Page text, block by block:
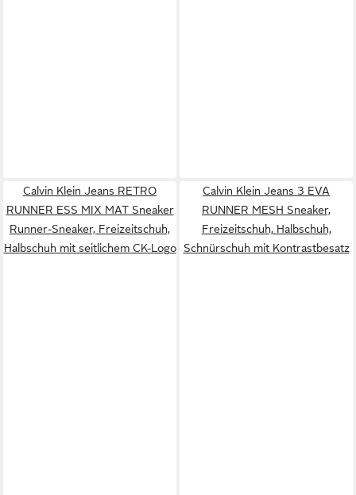
Calvin Klein Jeans RETRO
RUNNER ESS MIX MAT Sneaker
Runner-Sneaker, Freizeitschuh,
Halbschuh mit seitlichem CK-Logo
Calvin Klein Jeans 3 EVA
RUNNER MESH Sneaker,
Freizeitschuh, Halbschuh,
Schnürschuh mit Kontrastbesatz